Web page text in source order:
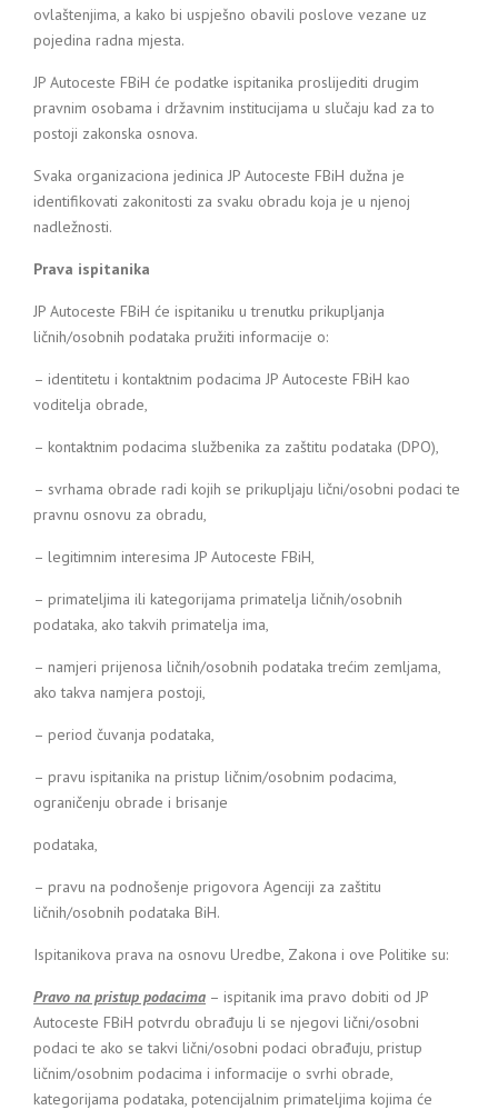
ovlaštenjima, a kako bi uspješno obavili poslove vezane uz
pojedina radna mjesta.
JP Autoceste FBiH će podatke ispitanika proslijediti drugim
pravnim osobama i državnim institucijama u slučaju kad za to
postoji zakonska osnova.
Svaka organizaciona jedinica JP Autoceste FBiH dužna je
identifikovati zakonitosti za svaku obradu koja je u njenoj
nadležnosti.
Prava ispitanika
JP Autoceste FBiH će ispitaniku u trenutku prikupljanja
ličnih/osobnih podataka pružiti informacije o:
– identitetu i kontaktnim podacima JP Autoceste FBiH kao
voditelja obrade,
– kontaktnim podacima službenika za zaštitu podataka (DPO),
– svrhama obrade radi kojih se prikupljaju lični/osobni podaci te
pravnu osnovu za obradu,
– legitimnim interesima JP Autoceste FBiH,
– primateljima ili kategorijama primatelja ličnih/osobnih
podataka, ako takvih primatelja ima,
– namjeri prijenosa ličnih/osobnih podataka trećim zemljama,
ako takva namjera postoji,
– period čuvanja podataka,
– pravu ispitanika na pristup ličnim/osobnim podacima,
ograničenju obrade i brisanje
podataka,
– pravu na podnošenje prigovora Agenciji za zaštitu
ličnih/osobnih podataka BiH.
Ispitanikova prava na osnovu Uredbe, Zakona i ove Politike su:
Pravo na pristup podacima – ispitanik ima pravo dobiti od JP
Autoceste FBiH potvrdu obrađuju li se njegovi lični/osobni
podaci te ako se takvi lični/osobni podaci obrađuju, pristup
ličnim/osobnim podacima i informacije o svrhi obrade,
kategorijama podataka, potencijalnim primateljima kojima će